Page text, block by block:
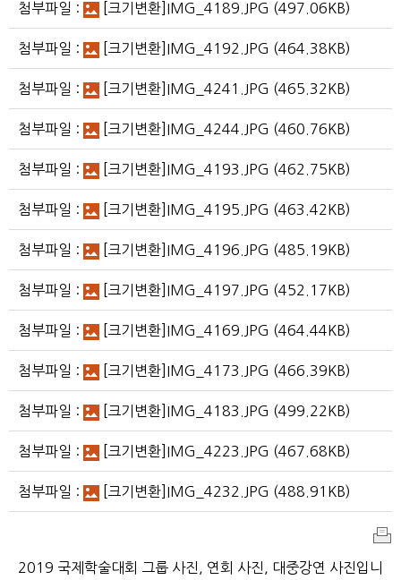
첨부파일 : [크기변환]IMG_4189.JPG (497.06KB)
첨부파일 : [크기변환]IMG_4192.JPG (464.38KB)
첨부파일 : [크기변환]IMG_4241.JPG (465.32KB)
첨부파일 : [크기변환]IMG_4244.JPG (460.76KB)
첨부파일 : [크기변환]IMG_4193.JPG (462.75KB)
첨부파일 : [크기변환]IMG_4195.JPG (463.42KB)
첨부파일 : [크기변환]IMG_4196.JPG (485.19KB)
첨부파일 : [크기변환]IMG_4197.JPG (452.17KB)
첨부파일 : [크기변환]IMG_4169.JPG (464.44KB)
첨부파일 : [크기변환]IMG_4173.JPG (466.39KB)
첨부파일 : [크기변환]IMG_4183.JPG (499.22KB)
첨부파일 : [크기변환]IMG_4223.JPG (467.68KB)
첨부파일 : [크기변환]IMG_4232.JPG (488.91KB)
쇄
2019 국제학술대회 그룹 사진, 연회 사진, 대중강연 사진입니